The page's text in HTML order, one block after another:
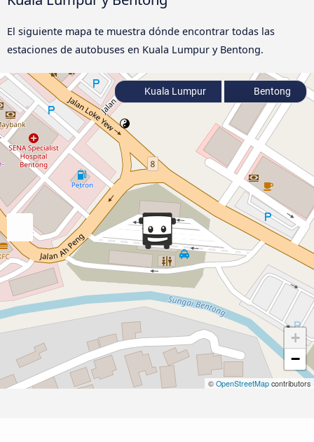
El siguiente mapa te muestra dónde encontrar todas las
estaciones de autobuses en Kuala Lumpur y Bentong.
+
−
© OpenStreetMap contributors
Kuala Lumpur Bentong